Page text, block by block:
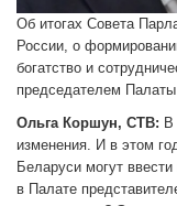
Об итогах Совета
России, о
богатство и
председателем
Ольга Коршун, СТВ: В
изменения. И в этом
Беларуси могут ввести
в Палате